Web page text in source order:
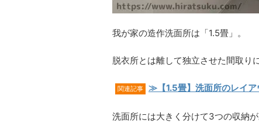
我が家の造作洗面所は「1.5畳」。
脱衣所とは離して独立させた間取り
関連記事 ≫【1.5畳】洗面所のレイア
洗面所には大きく分けて3つの収納が